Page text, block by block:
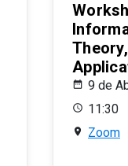
9 de
11:30
Zoom